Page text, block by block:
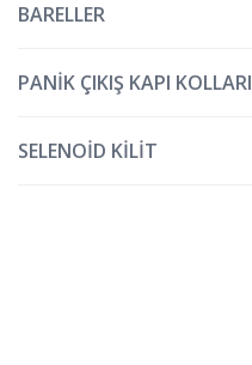
BARELLER
PANİK ÇIKIŞ KAPI KOLLARI
SELENOİD KİLİT